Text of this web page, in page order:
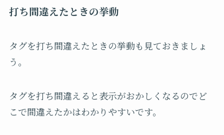
打ち間違えたときの挙動
タグを打ち間違えたときの挙動も見ておきましょ
う。
タグを打ち間違えると表示がおかしくなるのでど
こで間違えたかはわかりやすいです。